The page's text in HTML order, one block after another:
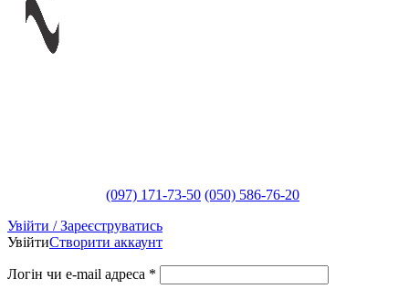
(097) 171-73-50 (050) 586-76-20
Увійти / Зареєструватись
УвійтиСтворити аккаунт
Логін чи e-mail адреса *